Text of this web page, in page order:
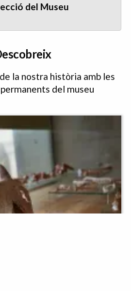
del Museu
la nostra història amb les
del museu